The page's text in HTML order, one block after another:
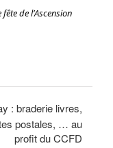
de l’Ascension
: braderie livres,
postales, … au
profit du CCFD